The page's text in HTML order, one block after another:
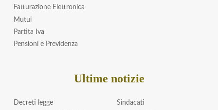
Fatturazione Elettronica
Mutui
Partita Iva
Pensioni e Previdenza
Ultime notizie
Decreti legge
Sindacati